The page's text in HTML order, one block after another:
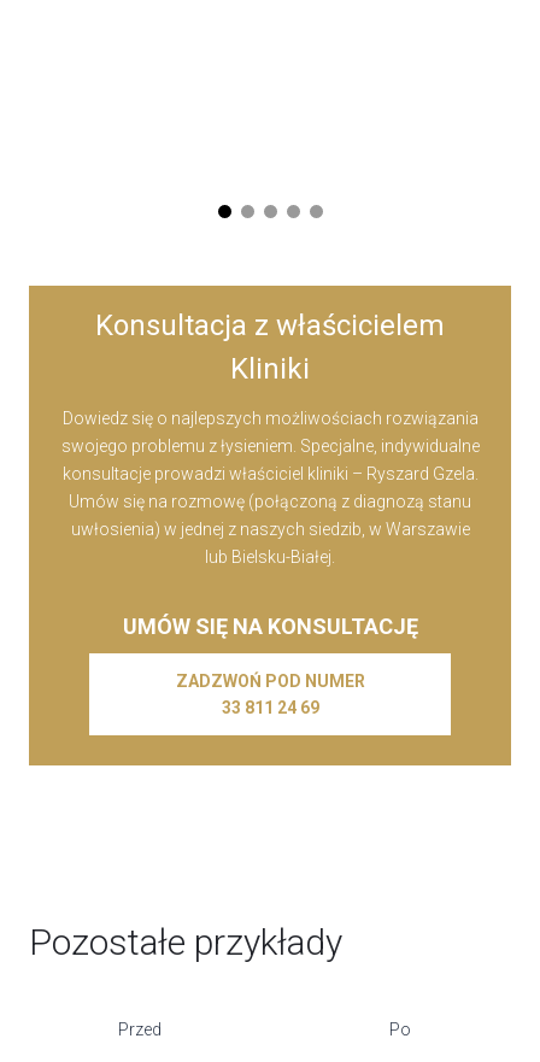
Konsultacja z właścicielem
Kliniki
Dowiedz się o najlepszych możliwościach rozwiązania
swojego problemu z łysieniem. Specjalne, indywidualne
konsultacje prowadzi właściciel kliniki – Ryszard Gzela.
Umów się na rozmowę (połączoną z diagnozą stanu
uwłosienia) w jednej z naszych siedzib, w Warszawie
lub Bielsku-Białej.
UMÓW SIĘ NA KONSULTACJĘ
ZADZWOŃ POD NUMER
33 811 24 69
Pozostałe przykłady
Przed Po